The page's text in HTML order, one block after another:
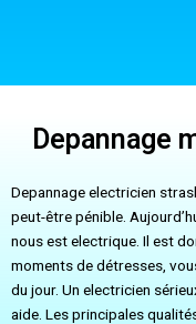
Depannage
Depannage electricien
peut-être pénible.
nous est electrique. Il est
moments de détresses,
du jour. Un electricien
aide. Les principales